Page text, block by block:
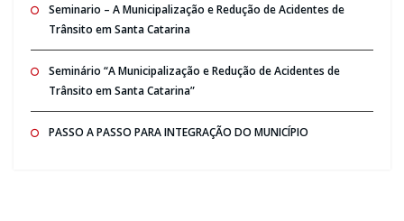
Seminario – A Municipalização e Redução de Acidentes de
Trânsito em Santa Catarina
Seminário “A Municipalização e Redução de Acidentes de
Trânsito em Santa Catarina”
PASSO A PASSO PARA INTEGRAÇÃO DO MUNICÍPIO